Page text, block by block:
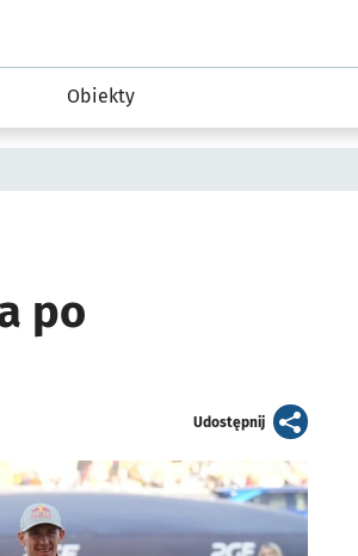
Sport i rekreacja
Obiekty
po
Udostępnijartykuł